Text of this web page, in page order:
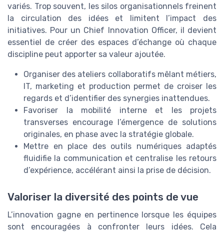
variés. Trop souvent, les silos organisationnels freinent
la circulation des idées et limitent l’impact des
initiatives. Pour un Chief Innovation Officer, il devient
essentiel de créer des espaces d’échange où chaque
discipline peut apporter sa valeur ajoutée.
Organiser des ateliers collaboratifs mêlant métiers,
IT, marketing et production permet de croiser les
regards et d’identifier des synergies inattendues.
Favoriser la mobilité interne et les projets
transverses encourage l’émergence de solutions
originales, en phase avec la stratégie globale.
Mettre en place des outils numériques adaptés
fluidifie la communication et centralise les retours
d’expérience, accélérant ainsi la prise de décision.
Valoriser la diversité des points de vue
L’innovation gagne en pertinence lorsque les équipes
sont encouragées à confronter leurs idées. Cela